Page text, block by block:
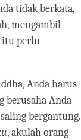
tidak berkata,
mengambil
itu perlu
Anda harus
berusaha Anda
bergantung.
, akulah orang